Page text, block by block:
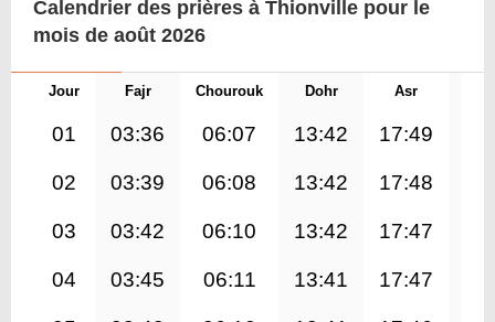
Calendrier des prières à Thionville pour le
mois de août 2026
Jour Fajr Chourouk Dohr Asr
01 03:36 06:07 13:42 17:49
02 03:39 06:08 13:42 17:48
03 03:42 06:10 13:42 17:47
04 03:45 06:11 13:41 17:47